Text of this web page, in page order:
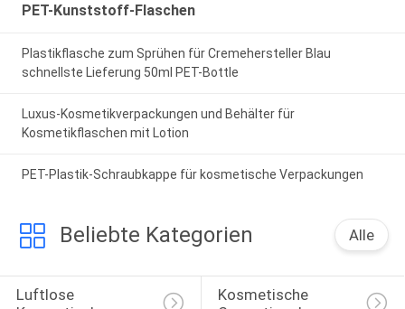
PET-Kunststoff-Flaschen
Plastikflasche zum Sprühen für Cremehersteller Blau
schnellste Lieferung 50ml PET-Bottle
Luxus-Kosmetikverpackungen und Behälter für
Kosmetikflaschen mit Lotion
PET-Plastik-Schraubkappe für kosmetische Verpackungen
Beliebte Kategorien Alle
Luftlose
Kosmetische